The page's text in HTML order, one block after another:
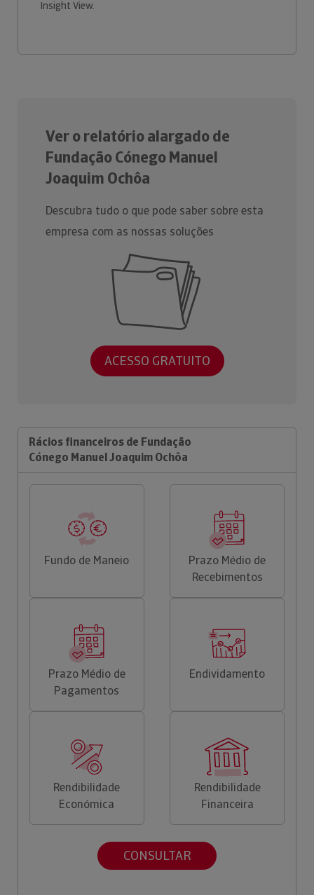
Insight View.
Ver o relatório alargado de
Fundação Cónego Manuel
Joaquim Ochôa
Descubra tudo o que pode saber sobre esta
empresa com as nossas soluções
ACESSO GRATUITO
Rácios financeiros de Fundação
Cónego Manuel Joaquim Ochôa
Fundo de Maneio
Prazo Médio de
Recebimentos
Prazo Médio de
Pagamentos
Endividamento
Rendibilidade
Económica
Rendibilidade
Financeira
CONSULTAR